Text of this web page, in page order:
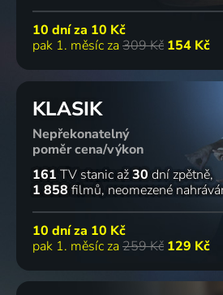
10 dní za 10 Kč
pak 1. měsíc za 309 Kč 154 Kč
KLASIK
Nepřekonatelný
poměr cena/výkon
161 TV stanic až30 dní zpětně
1 858 filmů neomezené
10 dní za 10 Kč
pak 1. měsíc za 259 Kč 129 Kč